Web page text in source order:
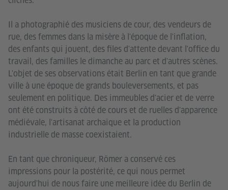
Il a photographié des musiciens de cour, des vendeurs de
rue, des femmes dans la misère à l'époque de l'inflation,
des enfants qui jouent, des files d'attente devant l'office du
travail, des familles le dimanche au parc et d'autres scènes.
L'objet de ses observations était Berlin en tant que grande
ville à une époque de grands bouleversements, et pas
seulement en politique. Des immeubles d'acier et de verre
ont été construits à côté de cours et de ruelles d'apparence
médiévale, l'artisanat archaïque et la production
industrielle de masse coexistaient.
En tant que chroniqueur, Römer a conservé ces
impressions pour la postérité, ce qui nous permet
aujourd'hui de nous faire une meilleure idée du Berlin de